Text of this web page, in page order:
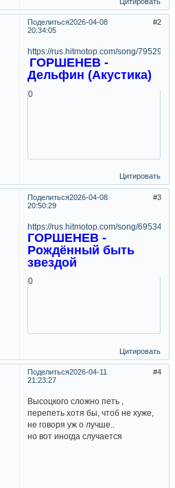
Поделиться 2
2026-04-08
20:34:05
https://rus.hitmotop.com/song/
ГОРШЕНЕВ -
Дельфин (Акустика)
0
Цитировать
Поделиться 3
2026-04-08
20:50:29
https://rus.hitmotop.com/song/
ГОРШЕНЕВ -
Рождённый быть
звездой
0
Цитировать
Поделиться 4
2026-04-11
21:23:27
Высоцкого сложно петь ,
перепеть хотя бы, чтоб не хуже,
не говоря уж о лучше..
но вот иногда случается